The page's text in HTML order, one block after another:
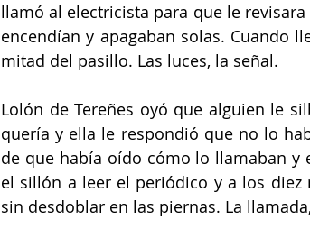
llamó al electricista para que le
encendían y apagaban solas. Cuando
mitad del pasillo. Las luces, la señal.
Lolón de Tereñes oyó que alguien le
quería y ella le respondió que no lo
de que había oído cómo lo llamaban y
el sillón a leer el periódico y a los
sin desdoblar en las piernas. La